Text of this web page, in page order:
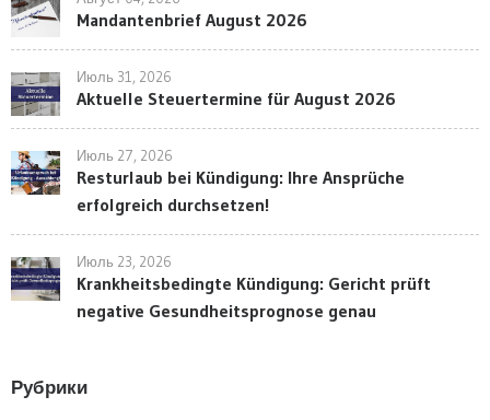
Mandantenbrief August 2026
Июль 31, 2026
Aktuelle Steuertermine für August 2026
Июль 27, 2026
Resturlaub bei Kündigung: Ihre Ansprüche
erfolgreich durchsetzen!
Июль 23, 2026
Krankheitsbedingte Kündigung: Gericht prüft
negative Gesundheitsprognose genau
Рубрики